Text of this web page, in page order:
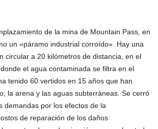
de la mina de Mountain Pass, en
un «páramo industrial corroído». Hay una
circular a 20 kilómetros de distancia, en el
el agua contaminada se filtra en el
tenido 60 vertidos en 15 años que han
la arena y las aguas subterráneas. Se cerró
demandas por los efectos de la
de reparación de los daños